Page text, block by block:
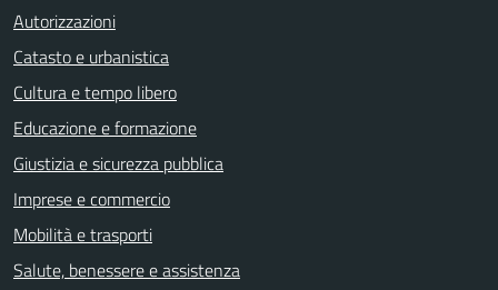
Autorizzazioni
Catasto e urbanistica
Cultura e tempo libero
Educazione e formazione
Giustizia e sicurezza pubblica
Imprese e commercio
Mobilità e trasporti
Salute, benessere e assistenza